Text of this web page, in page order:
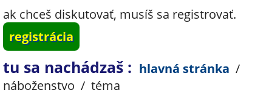
ak chceš diskutovať, musíš sa registrovať.
registrácia
tu sa nachádzaš : hlavná stránka /
náboženstvo / téma